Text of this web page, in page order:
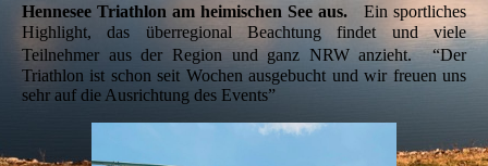
Hennesee Triathlon am heimischen See aus.
Ein sportliches
Highlight, das überregional Beachtung findet und viele
Teilnehmer aus der Region und ganz NRW anzieht. “Der
Triathlon ist schon seit Wochen ausgebucht und wir freuen uns
sehr auf die Ausrichtung des Events”